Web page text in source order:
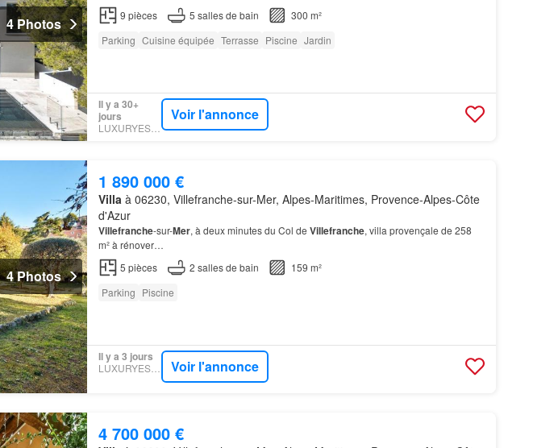
4 Photos
9 pièces 5 salles de bain
300 m²
Parking Cuisine équipée Terrasse Piscine Jardin
Il y a 30+
jours
LUXURYESTATE
Voir l'annonce
4 Photos
1 890 000 €
Villa à 06230, Villefranche-sur-Mer, Alpes-Maritimes, Provence-Alpes-Côte
d'Azur
Villefranche-sur-Mer, à deux minutes du Col de Villefranche, villa provençale de 258
m² à rénover…
5 pièces 2 salles de bain
159 m²
Parking Piscine
Il y a 3 jours
LUXURYESTATE Voir l'annonce
4 700 000 €